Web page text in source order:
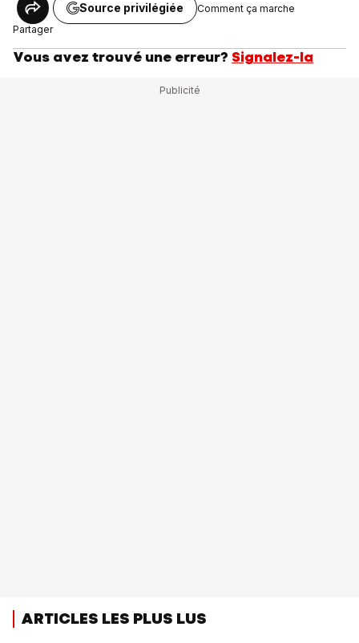
Partager
Source privilégiée Comment ça marche
Vous avez trouvé une erreur? Signalez-la
ARTICLES LES PLUS LUS